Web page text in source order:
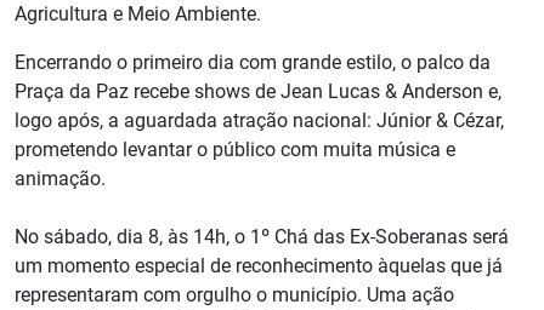
Agricultura e Meio Ambiente.
Encerrando o primeiro dia com grande estilo, o palco da
Praça da Paz recebe shows de Jean Lucas & Anderson e,
logo após, a aguardada atração nacional: Júnior & Cézar,
prometendo levantar o público com muita música e
animação.
No sábado, dia 8, às 14h, o 1º Chá das Ex-Soberanas será
um momento especial de reconhecimento àquelas que já
representaram com orgulho o município. Uma ação